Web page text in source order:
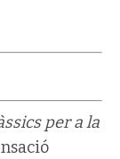
per a la